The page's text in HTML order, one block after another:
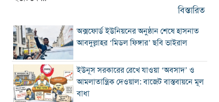
বিস্তারিত
অক্সফোর্ড ইউনিয়নের অনুষ্ঠান শেষে হাসনাত
আবদুল্লাহর ‘মিডল ফিঙ্গার’ ছবি ভাইরাল
ইউনূস সরকারের রেখে যাওয়া ‘অবসাদ’ ও
আমলাতান্ত্রিক দেওয়াল: বাজেট বাস্তবায়নে মূল
বাধা